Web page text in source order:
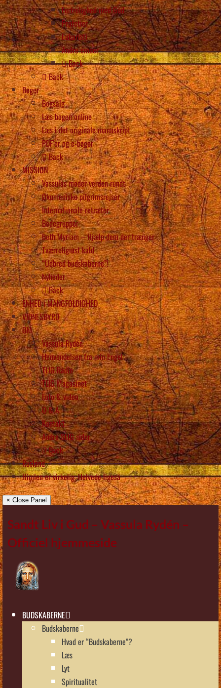
Fortrolighed med Gud
Profetier
Eukaristi
Andre emner
Back
Back
Bøger
Bogsalg
Læs bogen online
Læs i det originale manuskript
PDF’er og e-bøger
Back
MISSION
Vassulas møder verden rundt
Økumeniske pilgrimsrejser
Internationale retræter
Bedegrupper
Beth Myriam – Hjælp dem der trænger
Tværreligiøst kald
“Udbred budskaberne”!
Nyheder
Back
ENHED i MANGFOLDIGHED
VIDNESBYRD
OM
Vassula Rydén
Henvendelsen fra min Engel
TLIG Radio
TLIG Magasinet
Foto & video
Q & A
Kontakt
Andre SLIG sider
Back
Rusland
Himlen er virkelig, Helvede ligeså
× Close Panel
Sandt Liv i Gud – Vassula Rydén –
Officiel hjemmeside
BUDSKABERNE
Budskaberne
Hvad er “Budskaberne”?
Læs
Lyt
Spiritualitet